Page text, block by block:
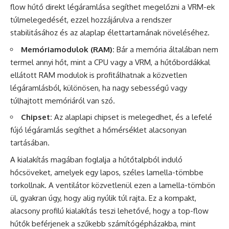
flow hűtő direkt légáramlása segíthet megelőzni a VRM-ek
túlmelegedését, ezzel hozzájárulva a rendszer
stabilitásához és az alaplap élettartamának növeléséhez.
Memóriamodulok (RAM): Bár a memória általában nem
termel annyi hőt, mint a CPU vagy a VRM, a hűtőbordákkal
ellátott RAM modulok is profitálhatnak a közvetlen
légáramlásból, különösen, ha nagy sebességű vagy
túlhajtott memóriáról van szó.
Chipset: Az alaplapi chipset is melegedhet, és a lefelé
fújó légáramlás segíthet a hőmérséklet alacsonyan
tartásában.
A kialakítás magában foglalja a hűtőtalpból induló
hőcsöveket, amelyek egy lapos, széles lamella-tömbbe
torkollnak. A ventilátor közvetlenül ezen a lamella-tömbön
ül, gyakran úgy, hogy alig nyúlik túl rajta. Ez a kompakt,
alacsony profilú kialakítás teszi lehetővé, hogy a top-flow
hűtők beférjenek a szűkebb számítógépházakba, mint